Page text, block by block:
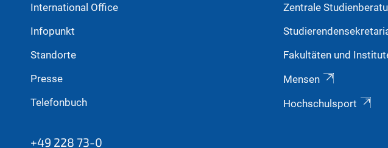
International Office
Infopunkt
Standorte
Presse
Telefonbuch
Zentrale
Fakultäten und
Mensen
Hochschulsport
+49 228 73-0